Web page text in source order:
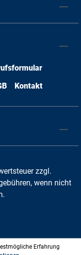
Kontakt
zzgl.
wenn nicht
Erfahrung